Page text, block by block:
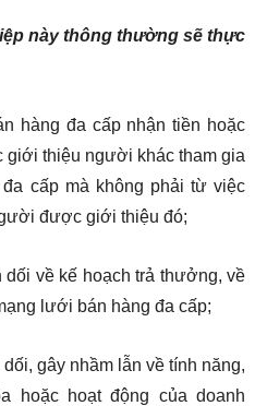
này thông thường sẽ thực
hàng đa cấp nhận tiền hoặc
giới thiệu người khác tham gia
cấp mà không phải từ việc
được giới thiệu đó;
về kế hoạch trả thưởng, về
lưới bán hàng đa cấp;
gây nhầm lẫn về tính năng,
hoặc hoạt động của doanh